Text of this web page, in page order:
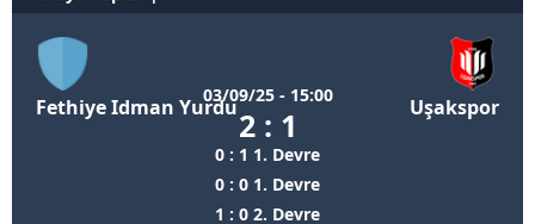
Fethiye Idman Yurdu03/09/25 - 15:00
2 : 1
0 : 1 1. Devre
0 : 0 1. Devre
1 : 0 2. Devre
Uşakspor